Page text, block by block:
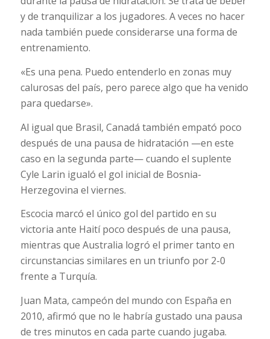
y de tranquilizar a los jugadores. A veces no hacer
nada también puede considerarse una forma de
entrenamiento.
«Es una pena. Puedo entenderlo en zonas muy
calurosas del país, pero parece algo que ha venido
para quedarse».
Al igual que Brasil, Canadá también empató poco
después de una pausa de hidratación —en este
caso en la segunda parte— cuando el suplente
Cyle Larin igualó el gol inicial de Bosnia-
Herzegovina el viernes.
Escocia marcó el único gol del partido en su
victoria ante Haití poco después de una pausa,
mientras que Australia logró el primer tanto en
circunstancias similares en un triunfo por 2-0
frente a Turquía.
Juan Mata, campeón del mundo con España en
2010, afirmó que no le habría gustado una pausa
de tres minutos en cada parte cuando jugaba.